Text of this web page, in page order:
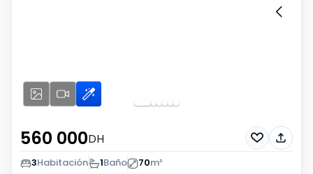
560 000DH
3Habitación 1Baño 70m²